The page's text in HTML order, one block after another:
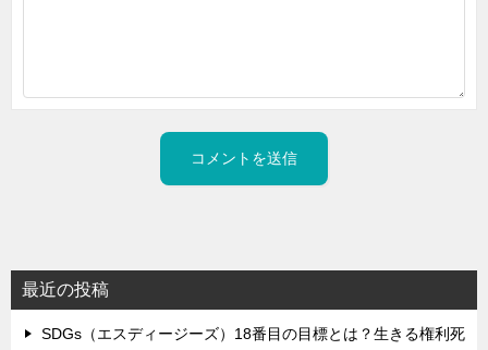
最近の投稿
SDGs（エスディージーズ）18番目の目標とは？生きる権利死